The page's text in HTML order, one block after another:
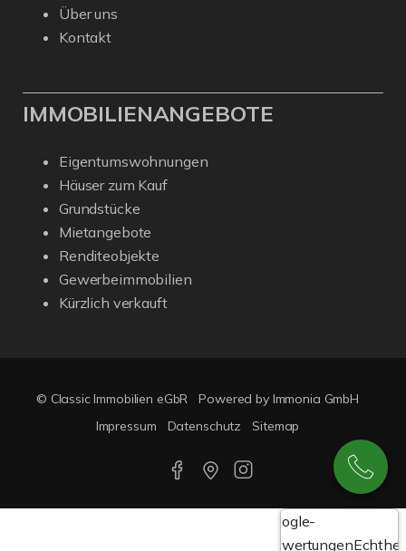
Über uns
Kontakt
IMMOBILIENANGEBOTE
Eigentumswohnungen
Häuser zum Kauf
Grundstücke
Mietangebote
Renditeobjekte
Gewerbeimmobilien
Kürzlich verkauft
© Classic Immobilien eGbR
Powered by Immonia GmbH
Impressum
Datenschutz Sitemap
Google-
Bewertungen